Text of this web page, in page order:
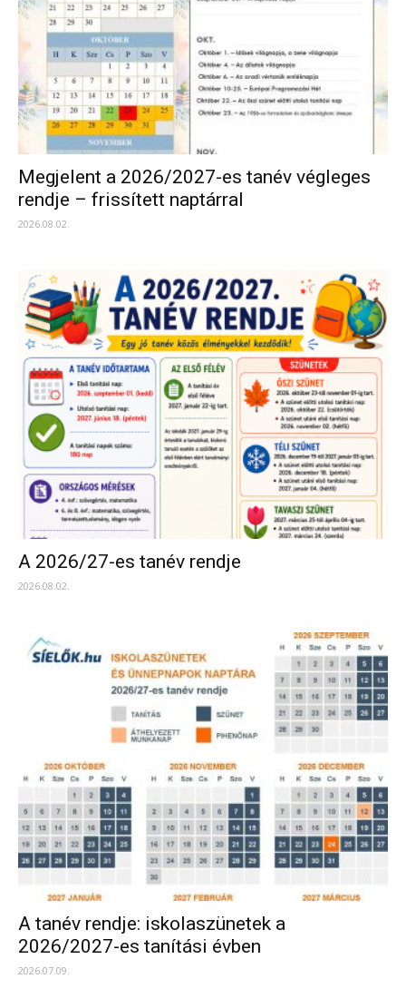
Megjelent a 2026/2027-es tanév végleges
rendje – frissített naptárral
2026.08.02.
A 2026/27-es tanév rendje
2026.08.02.
A tanév rendje: iskolaszünetek a
2026/2027-es tanítási évben
2026.07.09.